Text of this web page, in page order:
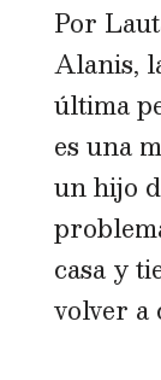
Por
Alanis,
última
es una
un hijo
casa y
volver a